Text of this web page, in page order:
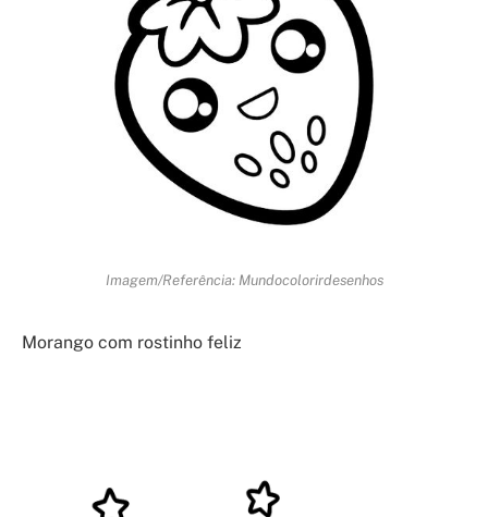
Imagem/Referência: Mundocolorirdesenhos
Morango com rostinho feliz